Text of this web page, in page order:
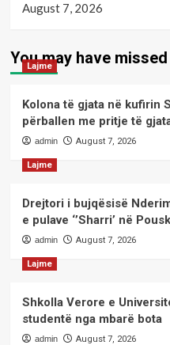
August 7, 2026
You may have missed
Lajme
Kolona të gjata në kufirin
përballen me pritje të
admin August 7, 2026
Lajme
Drejtori i bujqësisë
e pulave ‘’Sharri’ në
admin August 7, 2026
Lajme
Shkolla Verore e
studentë nga mbarë bota
admin August 7, 2026